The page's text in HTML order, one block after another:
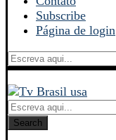
Subscribe
Página de login
Search